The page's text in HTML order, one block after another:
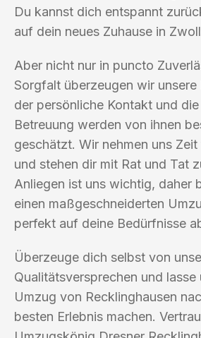
Du kannst dich entspannt
auf dein neues Zuhause in
Aber nicht nur in puncto
Sorgfalt überzeugen wir unsere
der persönliche Kontakt und
Betreuung werden von ihnen
geschätzt. Wir nehmen uns
und stehen dir mit Rat und Tat
Anliegen ist uns wichtig, daher
einen maßgeschneiderten
perfekt auf deine Bedürfnisse
Überzeuge dich selbst von
Qualitätsversprechen und lasse
Umzug von Recklinghausen
besten Erlebnis machen.